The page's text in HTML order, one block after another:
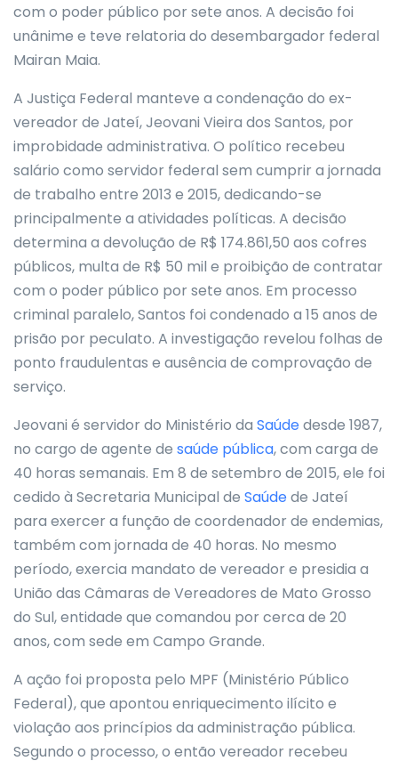
com o poder público por sete anos. A decisão foi
unânime e teve relatoria do desembargador federal
Mairan Maia.
A Justiça Federal manteve a condenação do ex-
vereador de Jateí, Jeovani Vieira dos Santos, por
improbidade administrativa. O político recebeu
salário como servidor federal sem cumprir a jornada
de trabalho entre 2013 e 2015, dedicando-se
principalmente a atividades políticas. A decisão
determina a devolução de R$ 174.861,50 aos cofres
públicos, multa de R$ 50 mil e proibição de contratar
com o poder público por sete anos. Em processo
criminal paralelo, Santos foi condenado a 15 anos de
prisão por peculato. A investigação revelou folhas de
ponto fraudulentas e ausência de comprovação de
serviço.
Jeovani é servidor do Ministério da Saúdedesde 1987,
no cargo de agente de saúde pública, com carga de
40 horas semanais. Em 8 de setembro de 2015, ele foi
cedido à Secretaria Municipal de Saúdede Jateí
para exercer a função de coordenador de endemias,
também com jornada de 40 horas. No mesmo
período, exercia mandato de vereador e presidia a
União das Câmaras de Vereadores de Mato Grosso
do Sul, entidade que comandou por cerca de 20
anos, com sede em Campo Grande.
A ação foi proposta pelo MPF (Ministério Público
Federal), que apontou enriquecimento ilícito e
violação aos princípios da administração pública.
Segundo o processo, o então vereador recebeu